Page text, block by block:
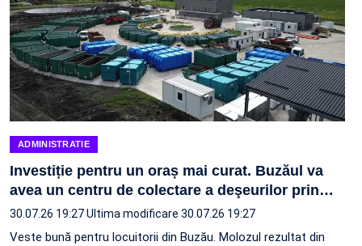
ADMINISTRATIE
Investiție pentru un oraș mai curat. Buzăul va
avea un centru de colectare a deşeurilor prin…
30.07.26 19:27Ultima modificare 30.07.26 19:27
Veste bună pentru locuitorii din Buzău. Molozul rezultat din